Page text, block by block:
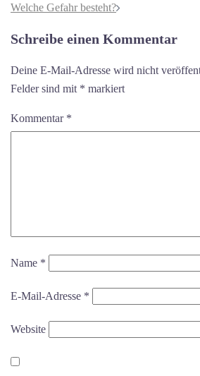
Welche Gefahr besteht?
Schreibe einen Kommentar
Deine E-Mail-Adresse wird nicht
Felder sind mit * markiert
Kommentar *
Name *
E-Mail-Adresse *
Website